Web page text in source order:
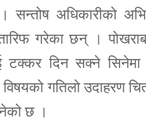
अधिकारीको
गरेका छन् ।
टक्कर दिन सक्ने सिनेमा
गतिलो उदाहरण
छ ।